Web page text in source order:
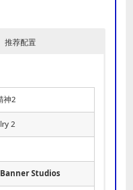
推荐配置
神2
2
Studios